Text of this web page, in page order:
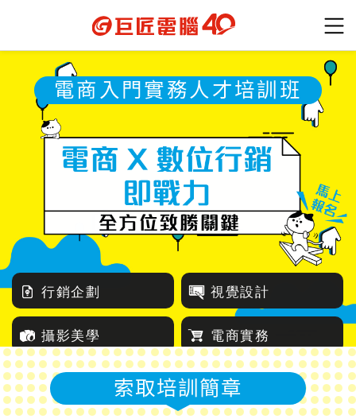
電商入門實務人才培訓班
行銷企劃 視覺設計
攝影美學 電商實務
索取培訓簡章